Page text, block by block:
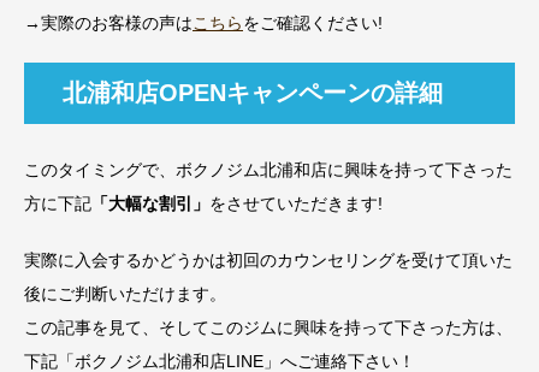
→実際のお客様の声はこちらをご確認ください!
北浦和店OPENキャンペーンの詳細
このタイミングで、ボクノジム北浦和店に興味を持って下さった
方に下記 「大幅な割引」 をさせていただきます!
実際に入会するかどうかは初回のカウンセリングを受けて頂いた
後にご判断いただけます。
この記事を見て、そしてこのジムに興味を持って下さった方は、
下記「ボクノジム北浦和店LINE」へご連絡下さい！